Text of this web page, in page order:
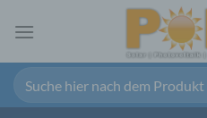
Inhalt